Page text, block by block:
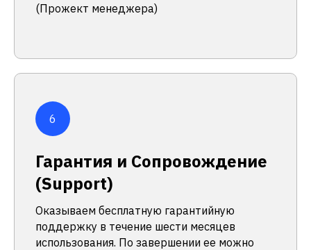
(Прожект менеджера)
Гарантия и Сопровождение
(Support)
Оказываем бесплатную гарантийную
поддержку в течение шести месяцев
использования. По завершении ее можно